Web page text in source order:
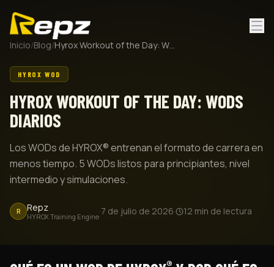
Inicio/Blog/ Hyrox Workout of the Day: WODs diarios
HYROX WOD
HYROX WORKOUT OF THE DAY: WODS
DIARIOS
Los WODs de HYROX® entrenan el formato de carrera en
menos tiempo. 5 WODs listos para principiantes, nivel
intermedio y simulaciones.
R Repz
HYROX Training Engine·7 de julio de 2026· 12 min de lectura